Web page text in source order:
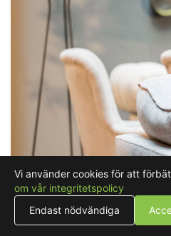
Vi använder cookies för att
om vår integritetspolicy
Endast nödvändiga